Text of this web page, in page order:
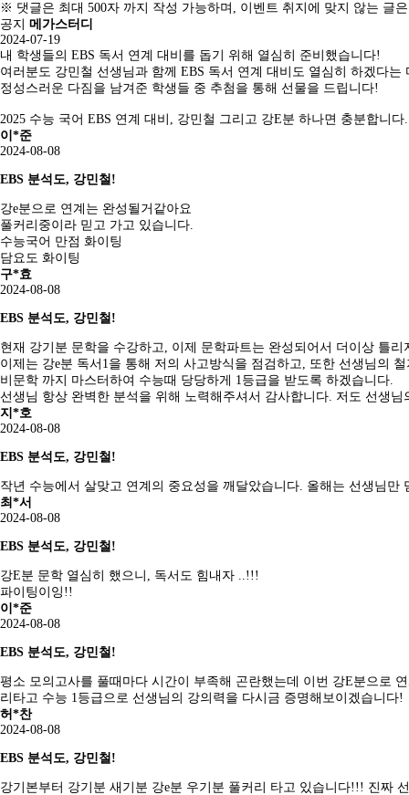
※ 댓글은 최대 500자 까지 작성 가능하며, 이벤트 취지에 맞지 않는 글
공지 메가스터디
2024-07-19
내 학생들의 EBS 독서 연계 대비를 돕기 위해 열심히 준비했습니다!
여러분도 강민철 선생님과 함께 EBS 독서 연계 대비도 열심히 하겠다는
정성스러운 다짐을 남겨준 학생들 중 추첨을 통해 선물을 드립니다!
2025 수능 국어 EBS 연계 대비, 강민철 그리고 강E분 하나면 충분합니다.
이*준
2024-08-08
EBS 분석도, 강민철!
강e분으로 연계는 완성될거같아요
풀커리중이라 믿고 가고 있습니다.
수능국어 만점 화이팅
담요도 화이팅
구*효
2024-08-08
EBS 분석도, 강민철!
현재 강기분 문학을 수강하고, 이제 문학파트는 완성되어서 더이상 틀리
이제는 강e분 독서1을 통해 저의 사고방식을 점검하고, 또한 선생님의
비문학 까지 마스터하여 수능때 당당하게 1등급을 받도록 하겠습니다.
선생님 항상 완벽한 분석을 위해 노력해주셔서 감사합니다. 저도 선생
지*호
2024-08-08
EBS 분석도, 강민철!
작년 수능에서 살맞고 연계의 중요성을 깨달았습니다. 올해는 선생님만
최*서
2024-08-08
EBS 분석도, 강민철!
강E분 문학 열심히 했으니, 독서도 힘내자 ..!!!
파이팅이잉!!
이*준
2024-08-08
EBS 분석도, 강민철!
평소 모의고사를 풀때마다 시간이 부족해 곤란했는데 이번 강E분으로
리타고 수능 1등급으로 선생님의 강의력을 다시금 증명해보이겠습니다!
허*찬
2024-08-08
EBS 분석도, 강민철!
강기본부터 강기분 새기분 강e분 우기분 풀커리 타고 있습니다!!! 진짜